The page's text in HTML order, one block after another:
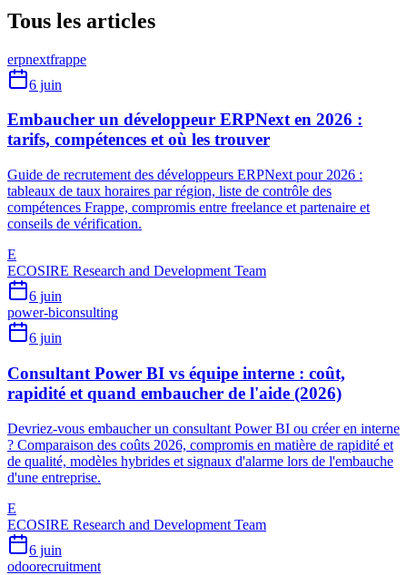
Tous les articles
erpnextfrappe
6 juin
Embaucher un développeur ERPNext en 2026 :
tarifs, compétences et où les trouver
Guide de recrutement des développeurs ERPNext pour 2026 :
tableaux de taux horaires par région, liste de contrôle des
compétences Frappe, compromis entre freelance et partenaire et
conseils de vérification.
E
ECOSIRE Research and Development Team
6 juin
power-biconsulting
6 juin
Consultant Power BI vs équipe interne : coût,
rapidité et quand embaucher de l'aide (2026)
Devriez-vous embaucher un consultant Power BI ou créer en interne
? Comparaison des coûts 2026, compromis en matière de rapidité et
de qualité, modèles hybrides et signaux d'alarme lors de l'embauche
d'une entreprise.
E
ECOSIRE Research and Development Team
6 juin
odoorecruitment